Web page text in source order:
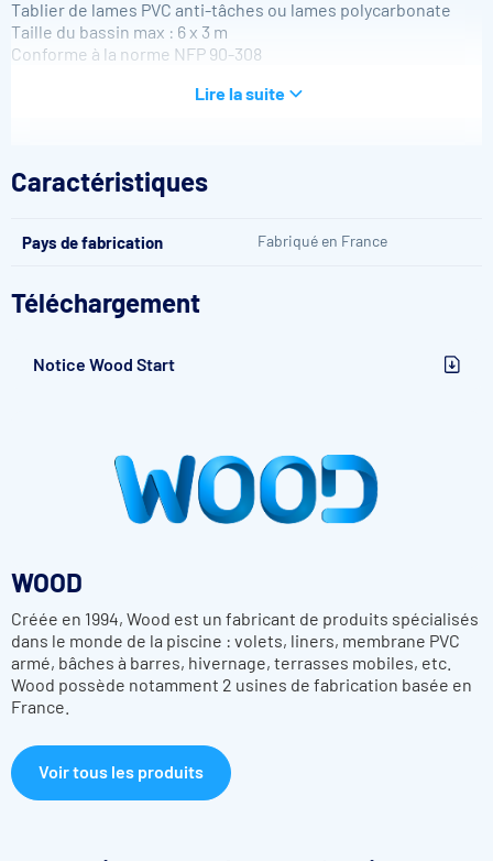
Tablier de lames PVC anti-tâches ou lames polycarbonate
Taille du bassin max : 6 x 3 m
Conforme à la norme NFP 90-308
Atouts du Volet hors-sol Wood Start
Facilité de mise en oeuvre
Couleur des poteaux au choix : 2 couleurs
Couleur de sangles du tablier au choix
Caractéristiques techniques du Volet hors-sol Wood
1 ensemble de lames PVC 75 mm de large avec bouchons
Lire la suite
Caractéristiques
Pays de fabrication Fabriqué en France
Téléchargement
Notice Wood Start
WOOD
Créée en 1994, Wood est un fabricant de produits spécialisés
dans le monde de la piscine : volets, liners, membrane PVC
armé, bâches à barres, hivernage, terrasses mobiles, etc.
Wood possède notamment 2 usines de fabrication basée en
France.
Voir tous les produits